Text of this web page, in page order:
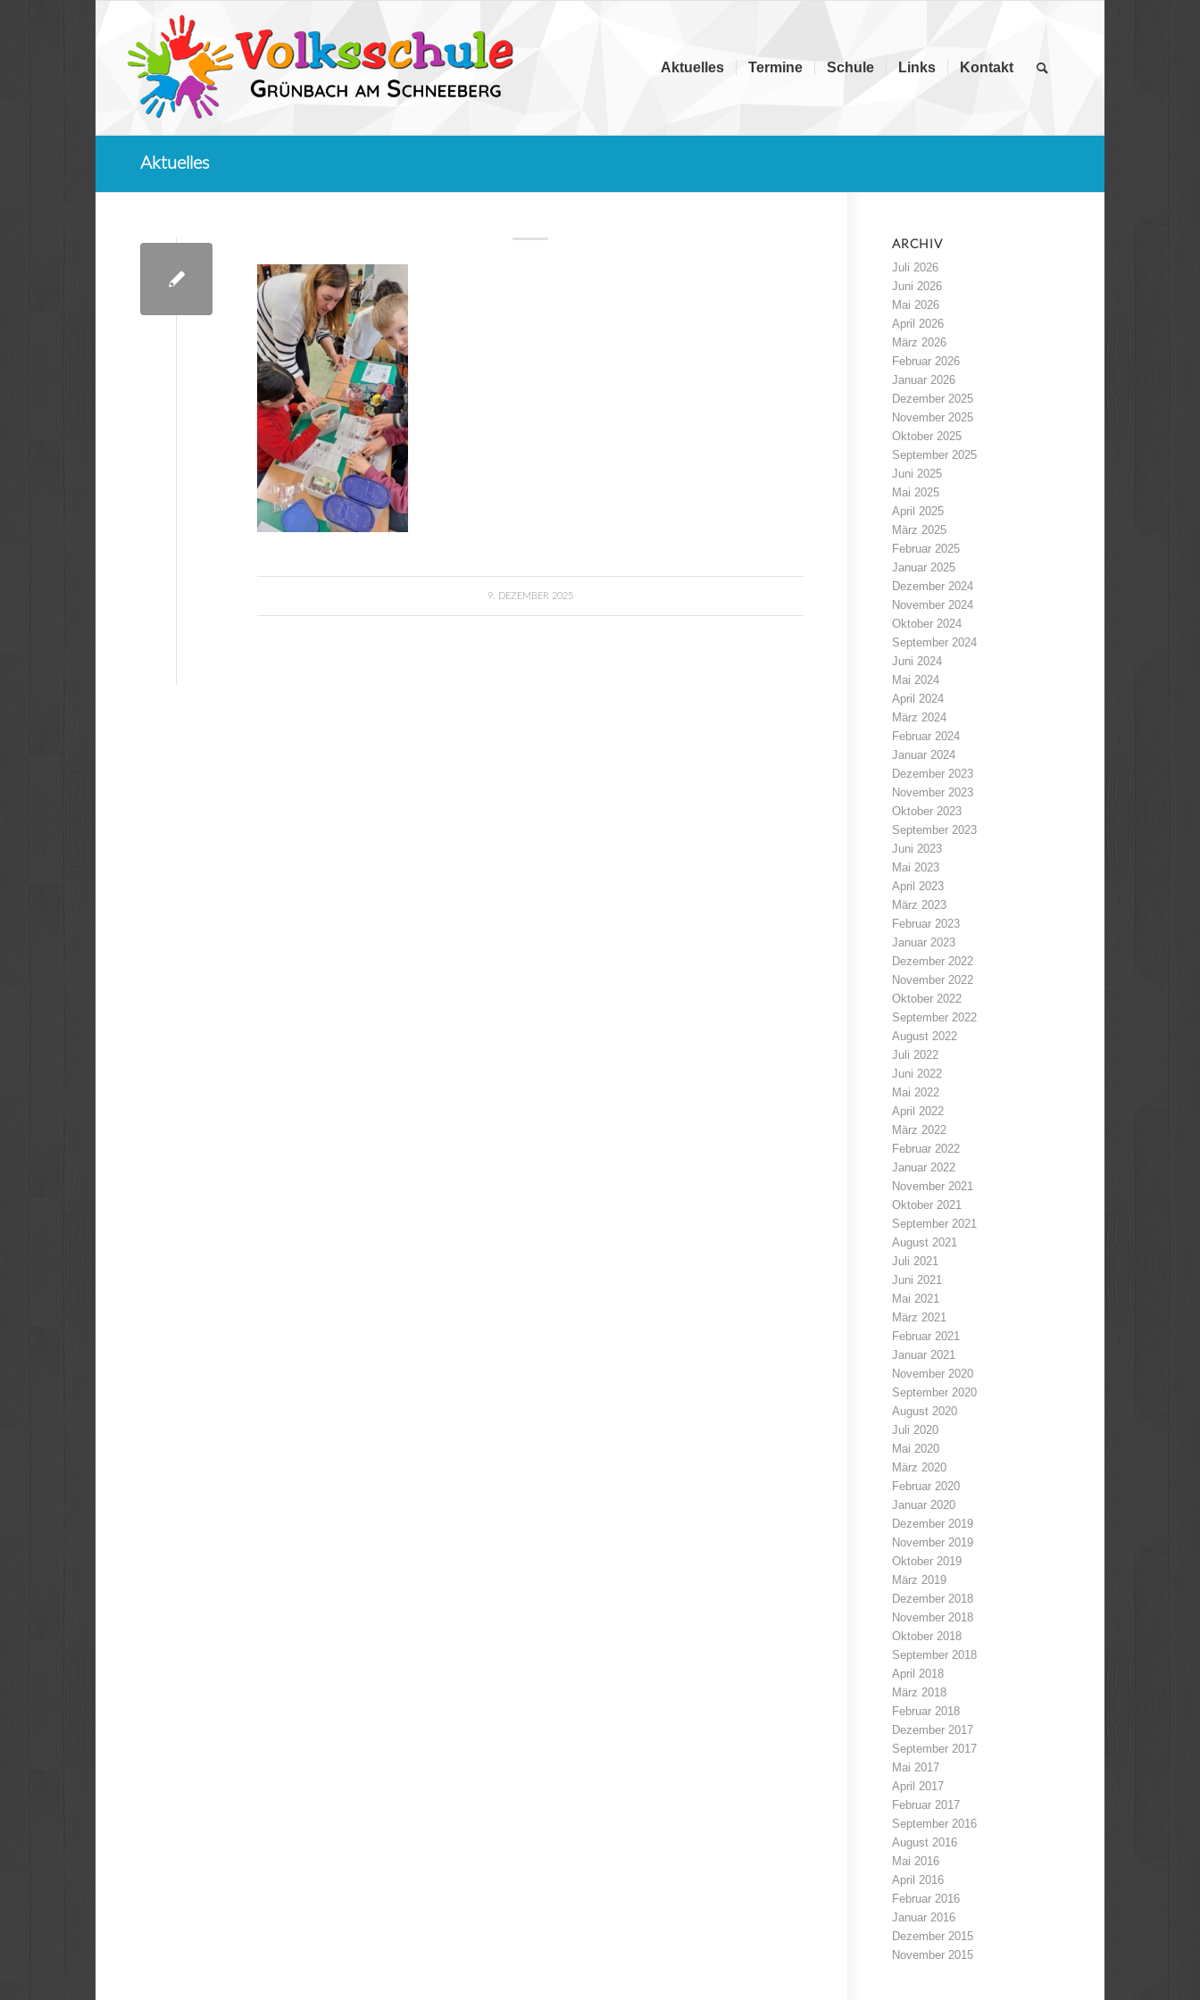
Aktuelles Termine Schule Links Kontakt
Aktuelles
9. DEZEMBER 2025
ARCHIV
Juli 2026
Juni 2026
Mai 2026
April 2026
März 2026
Februar 2026
Januar 2026
Dezember 2025
November 2025
Oktober 2025
September 2025
Juni 2025
Mai 2025
April 2025
März 2025
Februar 2025
Januar 2025
Dezember 2024
November 2024
Oktober 2024
September 2024
Juni 2024
Mai 2024
April 2024
März 2024
Februar 2024
Januar 2024
Dezember 2023
November 2023
Oktober 2023
September 2023
Juni 2023
Mai 2023
April 2023
März 2023
Februar 2023
Januar 2023
Dezember 2022
November 2022
Oktober 2022
September 2022
August 2022
Juli 2022
Juni 2022
Mai 2022
April 2022
März 2022
Februar 2022
Januar 2022
November 2021
Oktober 2021
September 2021
August 2021
Juli 2021
Juni 2021
Mai 2021
März 2021
Februar 2021
Januar 2021
November 2020
September 2020
August 2020
Juli 2020
Mai 2020
März 2020
Februar 2020
Januar 2020
Dezember 2019
November 2019
Oktober 2019
März 2019
Dezember 2018
November 2018
Oktober 2018
September 2018
April 2018
März 2018
Februar 2018
Dezember 2017
September 2017
Mai 2017
April 2017
Februar 2017
September 2016
August 2016
Mai 2016
April 2016
Februar 2016
Januar 2016
Dezember 2015
November 2015